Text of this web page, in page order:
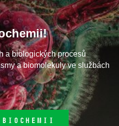
a biologických procesů
a biomolekuly ve službách